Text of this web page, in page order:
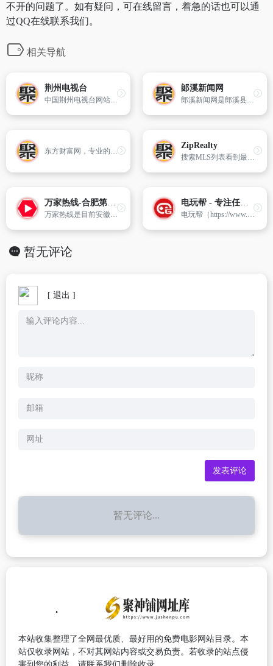
不开的问题了。如有疑问，可在线留言，着急的话也可以通
过QQ在线联系我们。
相关导航
荆州电视台
中国荆州电视台网站,包含电视指南、影视推荐、在线直播、电视购物等。
郞溪新闻网
郎溪新闻网是郎溪县综合门户网站,郎溪县对外窗口,中共郎溪县委主办,包含有时政、经济、社会新闻、政务论坛、视频、数字报纸、网络问政等,全面展示郎溪情况
东方财富网，专业的互联网财经媒体
ZipRealty
搜索MLS列表看到最新的待售房屋,获取免费的房屋价值估算,学校资料,照片,地图等,找当地的房地产专家。
万家热线-合肥第一门户-合肥专业网络媒体
万家热线是目前安徽地区最大的互联网综合信息服务和媒体传播平台,提供更富地域特征的生活信息,深入及时的报道合肥城市发展与居民生活,内容全面涉及合肥房产、家装、汽车、购物、时尚、美容、家电、团购、亲子、乐活、娱乐、影视、旅游、美食、分类信息、商城等城市生活的各个方面。依托本地强大的媒体信息资源,为客户提供全方位的网络广告、电子商务和会员营销综...
电玩帮 - 专注任天堂Nintendo Switch、索尼PS4/PS5主机与PC游戏攻略
电玩帮（https://www.vgover.com/），一个提供Nintendo Switch、PS主机与PC游戏攻略文章的站点
暂无评论
[ 退出 ]
暂无评论...
本站收集整理了全网最优质、最好用的免费电影网站目录。本
站仅收录网站，不对其网站内容或交易负责。若收录的站点侵